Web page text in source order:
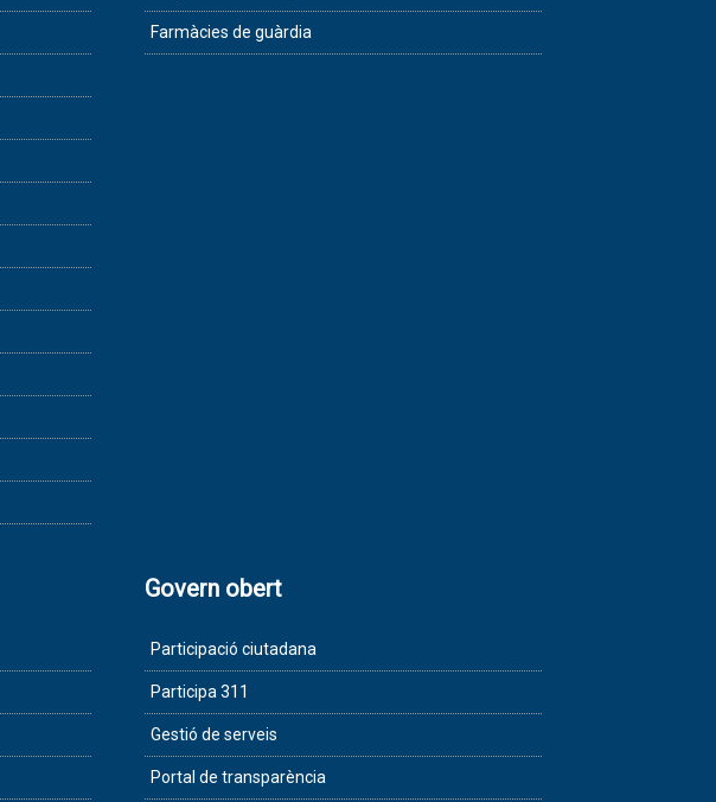
Farmàcies de guàrdia
Govern obert
Participació ciutadana
Participa 311
Gestió de serveis
Portal de transparència